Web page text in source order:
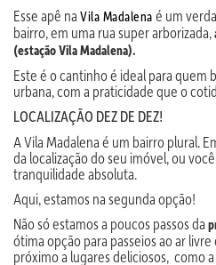
Esse apê na Vila Madalena é um
bairro, em uma rua super arborizada,
(estação Vila Madalena).
Este é o cantinho é ideal para quem
urbana, com a praticidade que o
LOCALIZAÇÃO DEZ DE DEZ!
A Vila Madalena é um bairro plural.
da localização do seu imóvel, ou
tranquilidade absoluta.
Aqui, estamos na segunda opção!
Não só estamos a poucos passos da
ótima opção para passeios ao ar
próximo a lugares deliciosos, como